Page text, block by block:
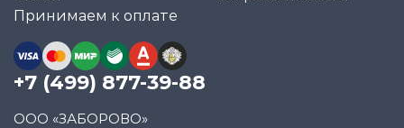
Принимаем к оплате
+7 (499) 877-39-88
ООО «ЗАБОРОВО»